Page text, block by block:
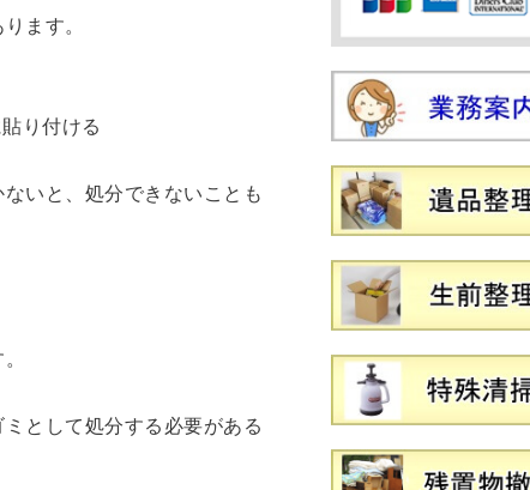
ます。
り付ける
いと、処分できないことも
として処分する必要がある